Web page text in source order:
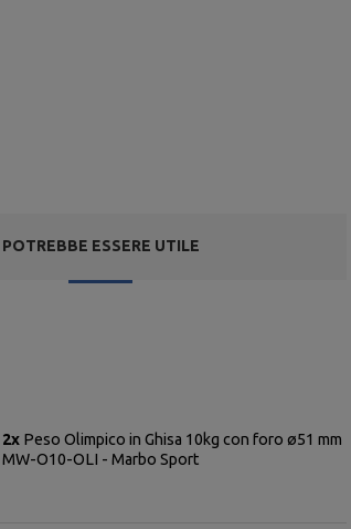
POTREBBE ESSERE UTILE
2x Peso Olimpico in Ghisa 10kg con foro ø51 mm
MW-O10-OLI - Marbo Sport